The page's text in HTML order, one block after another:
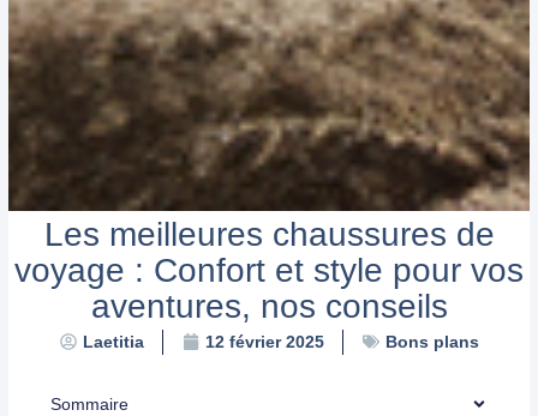
Les meilleures chaussures de
voyage : Confort et style pour vos
aventures, nos conseils
Laetitia 12 février 2025 Bons plans
Sommaire